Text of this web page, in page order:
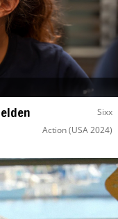
Sixx
Action(USA 2024)